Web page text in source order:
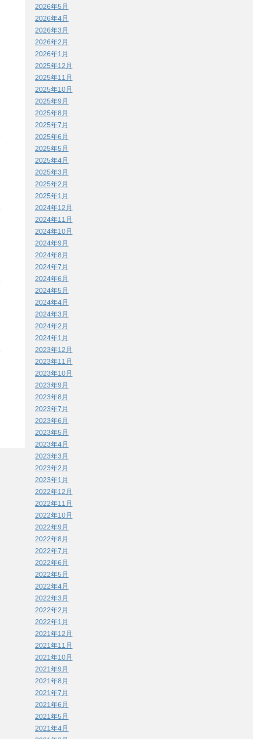
2026年5月
2026年4月
2026年3月
2026年2月
2026年1月
2025年12月
2025年11月
2025年10月
2025年9月
2025年8月
2025年7月
2025年6月
2025年5月
2025年4月
2025年3月
2025年2月
2025年1月
2024年12月
2024年11月
2024年10月
2024年9月
2024年8月
2024年7月
2024年6月
2024年5月
2024年4月
2024年3月
2024年2月
2024年1月
2023年12月
2023年11月
2023年10月
2023年9月
2023年8月
2023年7月
2023年6月
2023年5月
2023年4月
2023年3月
2023年2月
2023年1月
2022年12月
2022年11月
2022年10月
2022年9月
2022年8月
2022年7月
2022年6月
2022年5月
2022年4月
2022年3月
2022年2月
2022年1月
2021年12月
2021年11月
2021年10月
2021年9月
2021年8月
2021年7月
2021年6月
2021年5月
2021年4月